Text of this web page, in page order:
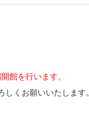
館を行います。
くお願いいたします。